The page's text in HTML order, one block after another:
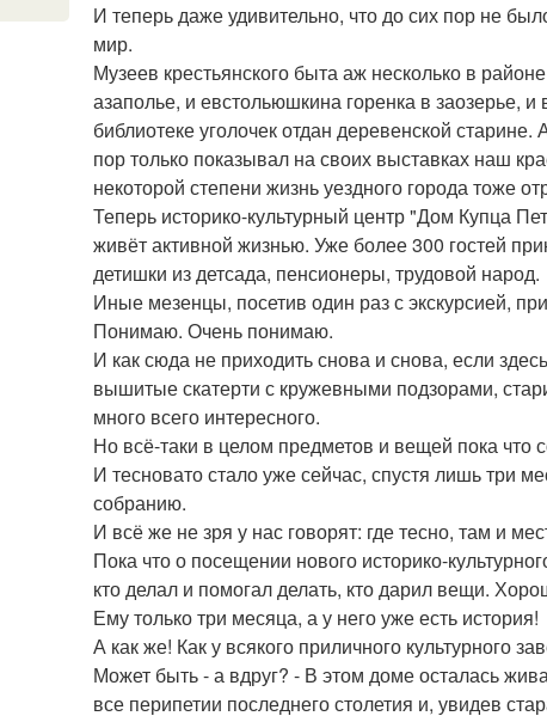
И теперь даже удивительно, что до сих пор не
мир.
Музеев крестьянского быта аж несколько в
азаполье, и евстольюшкина горенка в заозерье,
библиотеке уголочек отдан деревенской
пор только показывал на своих выставках наш
некоторой степени жизнь уездного города тоже
Теперь историко-культурный центр "Дом Купца
живёт активной жизнью. Уже более 300 гостей
детишки из детсада, пенсионеры, трудовой народ.
Иные мезенцы, посетив один раз с экскурсией,
Понимаю. Очень понимаю.
И как сюда не приходить снова и снова, если
вышитые скатерти с кружевными подзорами,
много всего интересного.
Но всё-таки в целом предметов и вещей пока что
И тесновато стало уже сейчас, спустя лишь три
собранию.
И всё же не зря у нас говорят: где тесно, там и
Пока что о посещении нового историко-
кто делал и помогал делать, кто дарил вещи.
Ему только три месяца, а у него уже есть история!
А как же! Как у всякого приличного культурного
Может быть - а вдруг? - В этом доме осталась
все перипетии последнего столетия и, увидев